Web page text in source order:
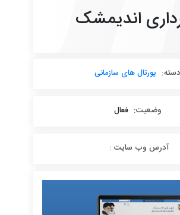
اندیمشک
دسته: پورتال های سازمانی
وضعیت: فعال
آدرس وب سایت :